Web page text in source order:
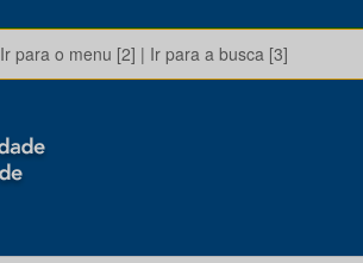
Ir para o menu [2] | Ir para a busca [3]